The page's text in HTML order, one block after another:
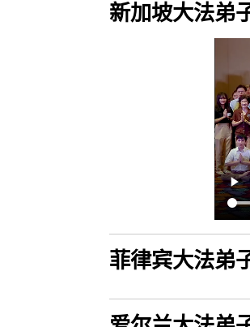
新加坡大法弟
菲律宾大法弟